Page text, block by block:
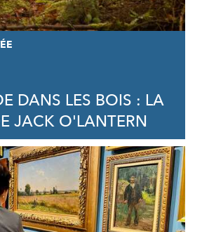
DANS LES BOIS : LA
JACK O'LANTERN